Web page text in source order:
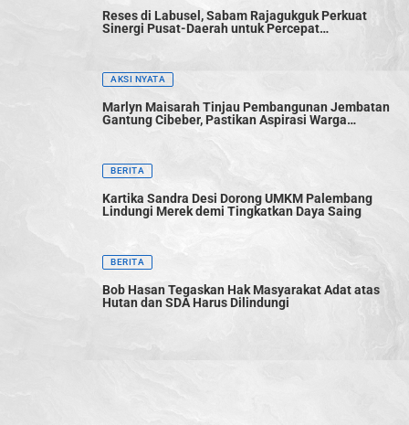
Reses di Labusel, Sabam Rajagukguk Perkuat
Sinergi Pusat-Daerah untuk Percepat
AKSI NYATA
Marlyn Maisarah Tinjau Pembangunan Jembatan
Gantung Cibeber, Pastikan Aspirasi Warga
BERITA
Kartika Sandra Desi Dorong UMKM Palembang
Lindungi Merek demi Tingkatkan Daya Saing
BERITA
Bob Hasan Tegaskan Hak Masyarakat Adat atas
Hutan dan SDA Harus Dilindungi